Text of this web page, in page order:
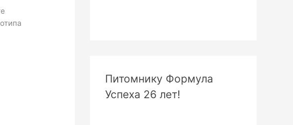
Питомнику Формула
Успеха 26 лет!